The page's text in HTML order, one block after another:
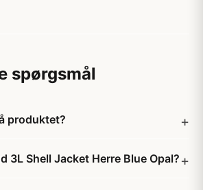
spørgsmål
produktet?
3L Shell Jacket Herre Blue Opal?